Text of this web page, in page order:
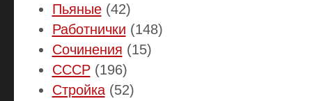
Пьяные(42)
Работнички (148)
Сочинения (15)
СССР(196)
Стройка(52)